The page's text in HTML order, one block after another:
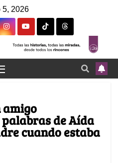
5, 2026
amigo
de Aída
cuando estaba